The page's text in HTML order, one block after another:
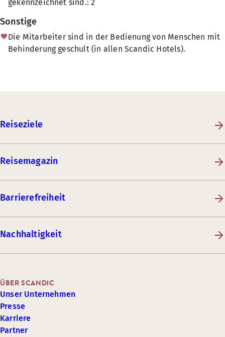
gekennzeichnet sind.: 2
Sonstige
Die Mitarbeiter sind in der Bedienung von Menschen mit
Behinderung geschult (in allen Scandic Hotels).
Reiseziele
Reisemagazin
Barrierefreiheit
Nachhaltigkeit
ÜBER SCANDIC
Unser Unternehmen
Presse
Karriere
Partner